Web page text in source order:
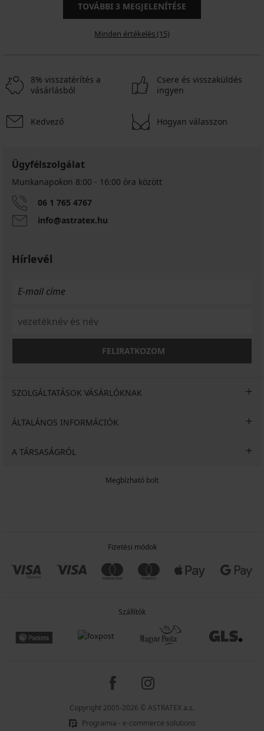
TOVÁBBI 3 MEGJELENÍTÉSE
Minden értékelés (15)
8% visszatérítés a
vásárlásból
Csere és visszaküldés
ingyen
Kedvező Hogyan válasszon
Ügyfélszolgálat
Munkanapokon 8:00 - 16:00 óra között
06 1 765 4767
info@astratex.hu
Hírlevél
FELIRATKOZOM
SZOLGÁLTATÁSOK VÁSÁRLÓKNAK
ÁLTALÁNOS INFORMÁCIÓK
A TÁRSASÁGRÓL
Megbízható bolt
Fizetési módok
Szállítók
Copyright 2005-2026 © ASTRATEX a.s.
Programia - e-commerce solutions